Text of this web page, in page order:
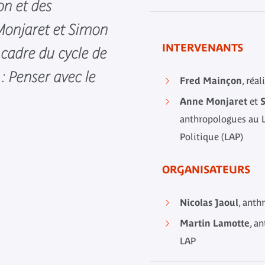
et des
et Simon
du cycle de
Penser avec le
INTERVENANTS
Fred Mainçon,
Anne Monjaret et
anthropologues au
Politique (LAP)
ORGANISATEURS
Nicolas Jaoul,
Martin Lamotte,
LAP